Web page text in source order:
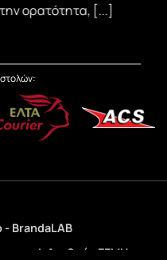
ορατότητα, [...]
- BrandaLAB
Αριθμός ΓΕΜΗ: